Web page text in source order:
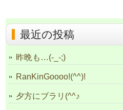
最近の投稿
昨晩も…(-_-;)
RanKinGoooo!(^^)!
夕方にブラリ(^^♪